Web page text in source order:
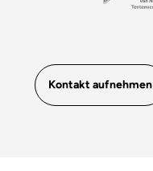
Kontakt aufnehmen